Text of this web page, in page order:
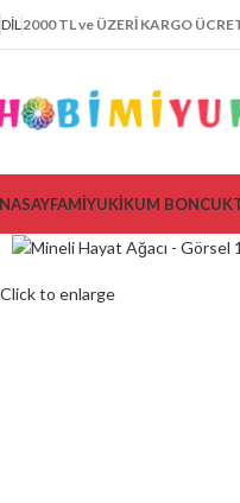
DIL 2000 TL ve ÜZERİ KARGO
MİYUKİKUM BONCUK
Click to enlarge